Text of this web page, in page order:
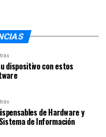
dispositivo con estos
de Hardware y
de Información